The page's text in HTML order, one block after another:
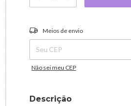
Entregas para o CEP:
Meios de envio
Não sei meu CEP
Descrição